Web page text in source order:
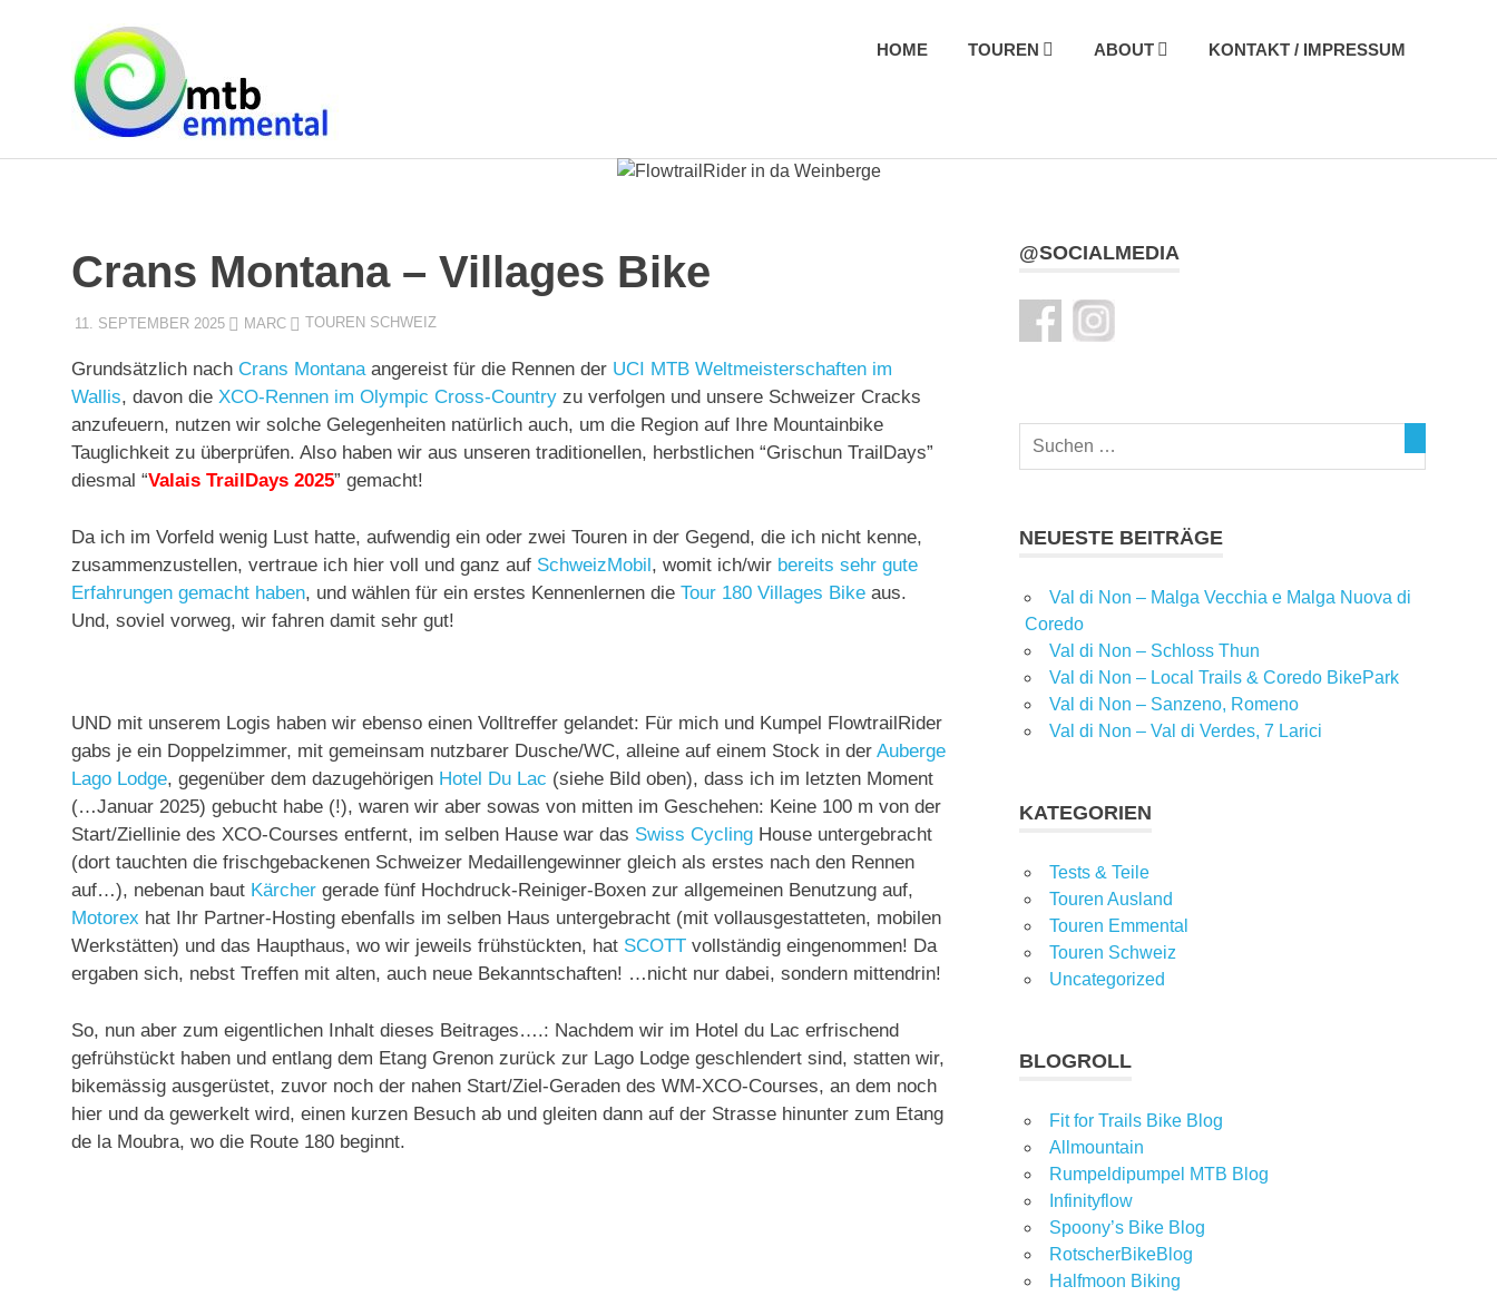
HOME TOUREN ABOUT KONTAKT / IMPRESSUM
Crans Montana – Villages Bike
11. SEPTEMBER 2025 MARC TOUREN SCHWEIZ
Grundsätzlich nach Crans Montanaangereist für die Rennen der UCI MTB Weltmeisterschaften im
Wallis, davon die XCO-Rennen im Olympic Cross-Country zu verfolgen und unsere Schweizer Cracks
anzufeuern, nutzen wir solche Gelegenheiten natürlich auch, um die Region auf Ihre Mountainbike
Tauglichkeit zu überprüfen. Also haben wir aus unseren traditionellen, herbstlichen “Grischun TrailDays”
diesmal “Valais TrailDays 2025” gemacht!
Da ich im Vorfeld wenig Lust hatte, aufwendig ein oder zwei Touren in der Gegend, die ich nicht kenne,
zusammenzustellen, vertraue ich hier voll und ganz auf SchweizMobil, womit ich/wir bereits sehr gute
Erfahrungen gemacht haben, und wählen für ein erstes Kennenlernen die Tour 180 Villages Bike aus.
Und, soviel vorweg, wir fahren damit sehr gut!
UND mit unserem Logis haben wir ebenso einen Volltreffer gelandet: Für mich und Kumpel FlowtrailRider
gabs je ein Doppelzimmer, mit gemeinsam nutzbarer Dusche/WC, alleine auf einem Stock in der Auberge
Lago Lodge, gegenüber dem dazugehörigen Hotel Du Lac (siehe Bild oben), dass ich im letzten Moment
(…Januar 2025) gebucht habe (!), waren wir aber sowas von mitten im Geschehen: Keine 100 m von der
Start/Ziellinie des XCO-Courses entfernt, im selben Hause war das Swiss Cycling House untergebracht
(dort tauchten die frischgebackenen Schweizer Medaillengewinner gleich als erstes nach den Rennen
auf…), nebenan baut Kärcher gerade fünf Hochdruck-Reiniger-Boxen zur allgemeinen Benutzung auf,
Motorex hat Ihr Partner-Hosting ebenfalls im selben Haus untergebracht (mit vollausgestatteten, mobilen
Werkstätten) und das Haupthaus, wo wir jeweils frühstückten, hat SCOTT vollständig eingenommen! Da
ergaben sich, nebst Treffen mit alten, auch neue Bekanntschaften! …nicht nur dabei, sondern mittendrin!
So, nun aber zum eigentlichen Inhalt dieses Beitrages….: Nachdem wir im Hotel du Lac erfrischend
gefrühstückt haben und entlang dem Etang Grenon zurück zur Lago Lodge geschlendert sind, statten wir,
bikemässig ausgerüstet, zuvor noch der nahen Start/Ziel-Geraden des WM-XCO-Courses, an dem noch
hier und da gewerkelt wird, einen kurzen Besuch ab und gleiten dann auf der Strasse hinunter zum Etang
de la Moubra, wo die Route 180 beginnt.
@SOCIALMEDIA
NEUESTE BEITRÄGE
Val di Non – Malga Vecchia e Malga Nuova di
Coredo
Val di Non – Schloss Thun
Val di Non – Local Trails & Coredo BikePark
Val di Non – Sanzeno, Romeno
Val di Non – Val di Verdes, 7 Larici
KATEGORIEN
Tests & Teile
Touren Ausland
Touren Emmental
Touren Schweiz
Uncategorized
BLOGROLL
Fit for Trails Bike Blog
Allmountain
Rumpeldipumpel MTB Blog
Infinityflow
Spoony’s Bike Blog
RotscherBikeBlog
Halfmoon Biking